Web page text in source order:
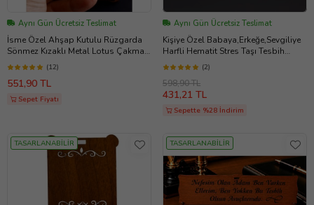
Aynı Gün Ücretsiz Teslimat
İsme Özel Ahşap Kutulu Rüzgarda
Sönmez Kızaklı Metal Lotus Çakmak
(Siyah)
(12)
551,90 TL
Sepet Fiyatı
Aynı Gün Ücretsiz Teslimat
Kişiye Özel Babaya,Erkeğe,Sevgiliye
Harfli Hematit Stres Taşı Tesbih
(Gümüş)
(2)
598,90 TL
431,21 TL
Sepette %28 İndirim
TASARLANABİLİR TASARLANABİLİR